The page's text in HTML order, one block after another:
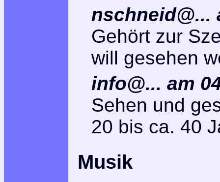
nschneid@...
Gehört zur
will gesehen
info@... am
Sehen und
20 bis ca. 40
Musik